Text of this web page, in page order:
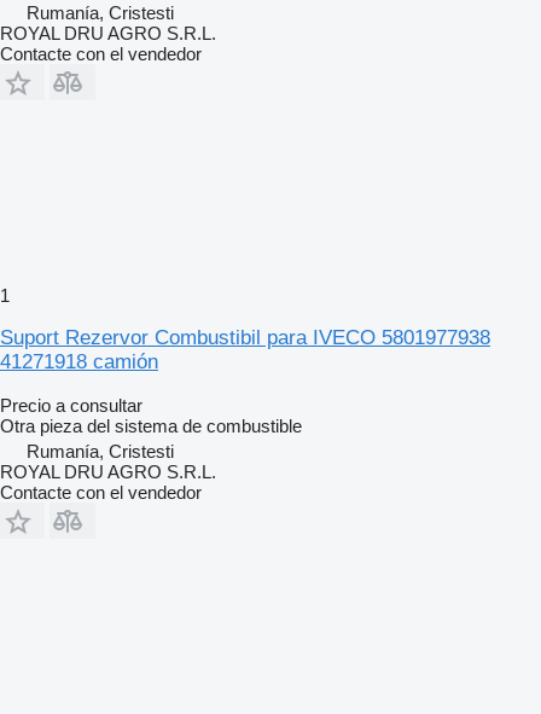
Rumanía, Cristesti
ROYAL DRU AGRO S.R.L.
Contacte con el vendedor
1
Suport Rezervor Combustibil para IVECO 5801977938
41271918 camión
Precio a consultar
Otra pieza del sistema de combustible
Rumanía, Cristesti
ROYAL DRU AGRO S.R.L.
Contacte con el vendedor